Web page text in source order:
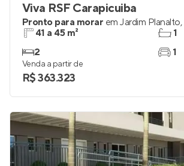
Viva RSF Carapicuiba
Pronto para morar em Jardim Planalto,
41 a 45 m²
2
1
1
Venda a partir de
R$ 363.323